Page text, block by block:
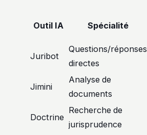
Outil IA Spécialité
Juribot
Questions/réponses
directes
Jimini
Analyse de
documents
Doctrine
Recherche de
jurisprudence